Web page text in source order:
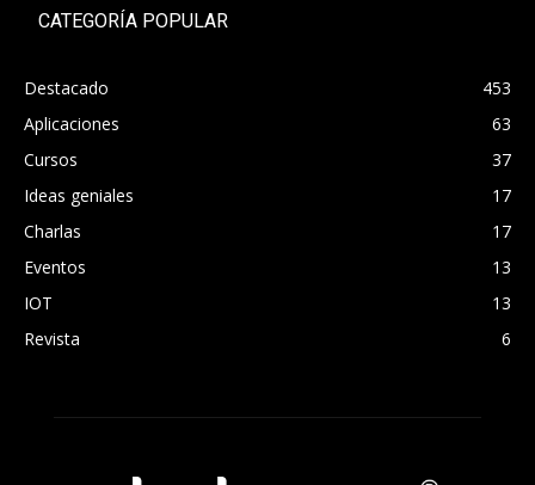
CATEGORÍA POPULAR
Destacado
453
Aplicaciones
63
Cursos
37
Ideas geniales
17
Charlas
17
Eventos
13
IOT
13
Revista
6